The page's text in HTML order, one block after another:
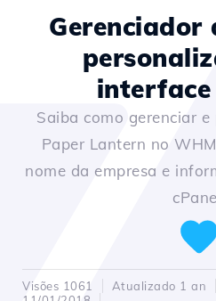
Gerenciador
interface
Saiba como gerenciar
Paper Lantern no
nome da empresa e
Visões 1061 Atualizado 1 an